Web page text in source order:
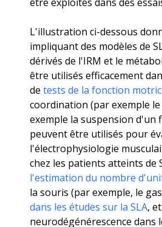
L'illustration ci-dessous
impliquant des modèles de
dérivés de l'IRM et le
être utilisés efficacement
de tests de la fonction
coordination (par exemple
exemple la suspension d'un
peuvent être utilisés pour
l'électrophysiologie
chez les patients atteints de
l'estimation du nombre
la souris (par exemple, le
dans les études sur la SLA,
neurodégénérescence dans